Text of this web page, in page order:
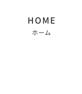
ホーム